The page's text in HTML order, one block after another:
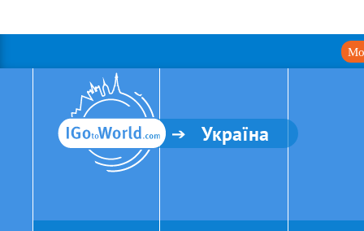
Україна